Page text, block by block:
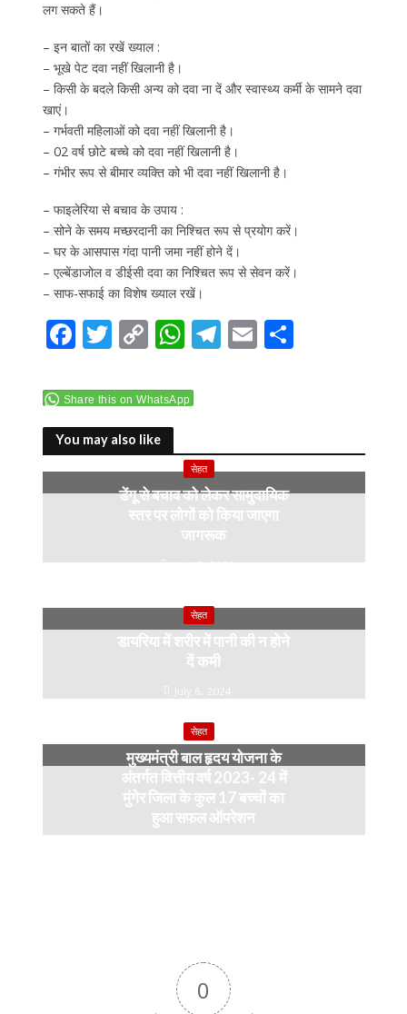
लग सकते हैं।
– इन बातों का रखें ख्याल :
– भूखे पेट दवा नहीं खिलानी है।
– किसी के बदले किसी अन्य को दवा ना दें और स्वास्थ्य कर्मी के सामने दवा
खाएं।
– गर्भवती महिलाओं को दवा नहीं खिलानी है।
– 02 वर्ष छोटे बच्चे को दवा नहीं खिलानी है।
– गंभीर रूप से बीमार व्यक्ति को भी दवा नहीं खिलानी है।
– फाइलेरिया से बचाव के उपाय :
– सोने के समय मच्छरदानी का निश्चित रूप से प्रयोग करें।
– घर के आसपास गंदा पानी जमा नहीं होने दें।
– एल्बेंडाजोल व डीईसी दवा का निश्चित रूप से सेवन करें।
– साफ-सफाई का विशेष ख्याल रखें।
F
e
b
o
o
T
itt
er
C
p
y
Li
n
k
W
at
A
p
p
T
a
m
E S
Share this on WhatsApp
You may also like
सेहत
डेंगू से बचाव को लेकर सामुदायिक
स्तर पर लोगों को किया जाएगा
जागरूक
July 10, 2024
सेहत
डायरिया में शरीर में पानी की न होने
दें कमी
July 6, 2024
सेहत
मुख्यमंत्री बाल हृदय योजना के
अंतर्गत वित्तीय वर्ष 2023- 24 में
मुंगेर जिला के कुल 17 बच्चों का
हुआ सफल ऑपरेशन
0